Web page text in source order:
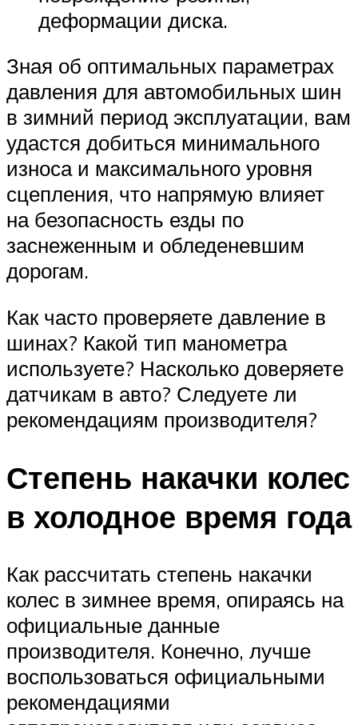
деформации диска.
Зная об оптимальных параметрах
давления для автомобильных шин
в зимний период эксплуатации, вам
удастся добиться минимального
износа и максимального уровня
сцепления, что напрямую влияет
на безопасность езды по
заснеженным и обледеневшим
дорогам.
Как часто проверяете давление в
шинах? Какой тип манометра
используете? Насколько доверяете
датчикам в авто? Следуете ли
рекомендациям производителя?
Степень накачки колес
в холодное время года
Как рассчитать степень накачки
колес в зимнее время, опираясь на
официальные данные
производителя. Конечно, лучше
воспользоваться официальными
рекомендациями